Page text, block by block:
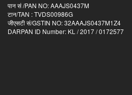
पान सं /PAN NO: AAAJS0437M
टान/TAN : TVDS00986G
जीएसटी सं/GSTIN NO: 32AAAJS0437M1Z4
DARPAN ID Number: KL / 2017 / 0172577